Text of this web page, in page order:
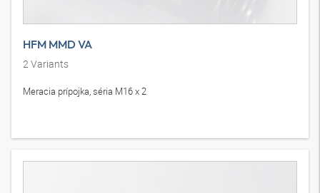
HFM MMD VA
2Variants
Meracia prípojka, séria M16 x 2